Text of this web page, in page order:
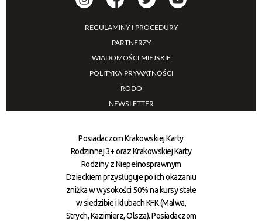
REGULAMINY I PROCEDURY
PARTNERZY
WIADOMOŚCI MIEJSKIE
POLITYKA PRYWATNOŚCI
RODO
NEWSLETTER
Posiadaczom Krakowskiej Karty
Rodzinnej 3+ oraz Krakowskiej Karty
Rodziny z Niepełnosprawnym
Dzieckiem przysługuje po ich okazaniu
zniżka w wysokości 50% na kursy stałe
w siedzibie i klubach KFK (Malwa,
Strych, Kazimierz, Olsza). Posiadaczom